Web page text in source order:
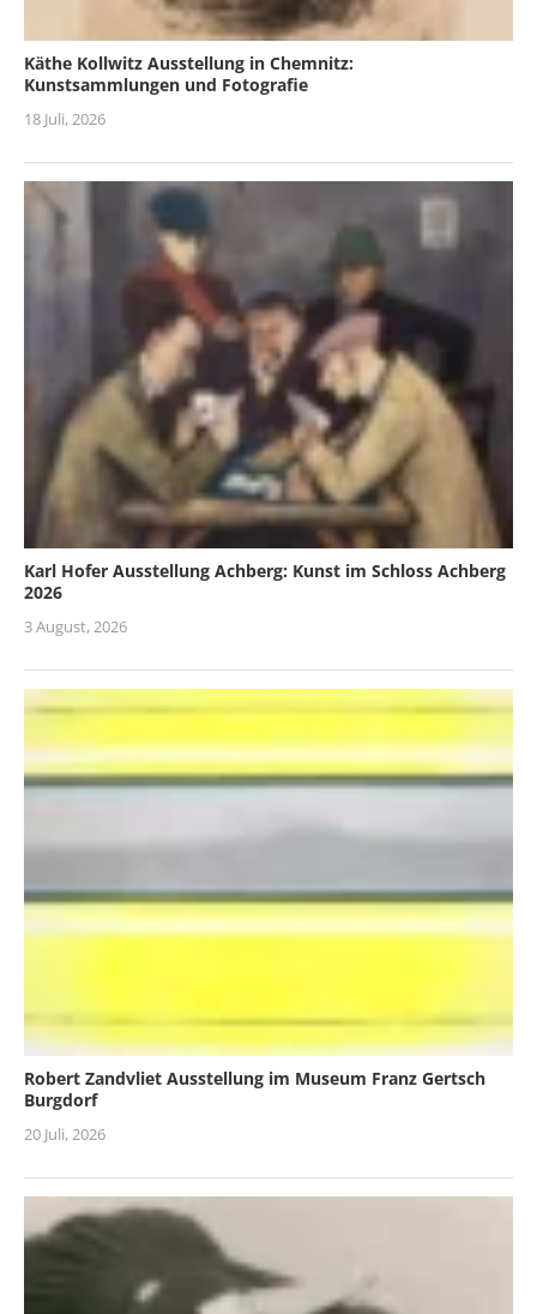
Käthe Kollwitz Ausstellung in Chemnitz:
Kunstsammlungen und Fotografie
18 Juli, 2026
Karl Hofer Ausstellung Achberg: Kunst im Schloss Achberg
2026
3 August, 2026
Robert Zandvliet Ausstellung im Museum Franz Gertsch
Burgdorf
20 Juli, 2026